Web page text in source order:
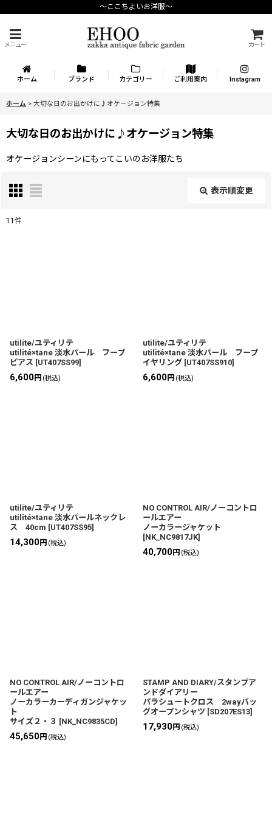
〜ここちよいお洋服〜
メニュー カート
ホーム ブランド カテゴリー ご利用案内 Instagram
ホーム > 大切な日のお出かけに♪オケージョン特集
大切な日のお出かけに♪オケージョン特集
オケージョンシーンにもってこいのお洋服たち
表示順変更
絞り込む
11 件
utilite/ユティリテ
utilité×tane 淡水パール フープ
ピアス [UT407SS99]
6,600円 (税込)
utilite/ユティリテ
utilité×tane 淡水パール フープ
イヤリング [UT407SS910]
6,600円 (税込)
utilite/ユティリテ
utilité×tane 淡水パールネックレ
ス 40cm [UT407SS95]
14,300円 (税込)
NO CONTROL AIR/ノーコントロ
ールエアー
ノーカラージャケット
[NK_NC9817JK]
40,700円 (税込)
NO CONTROL AIR/ノーコントロ
ールエアー
ノーカラーカーディガンジャケッ
ト
サイズ２・３ [NK_NC9835CD]
45,650円 (税込)
STAMP AND DIARY/スタンプア
ンドダイアリー
パラシュートクロス 2wayバッ
グオープンシャツ [SD207ES13]
17,930円 (税込)